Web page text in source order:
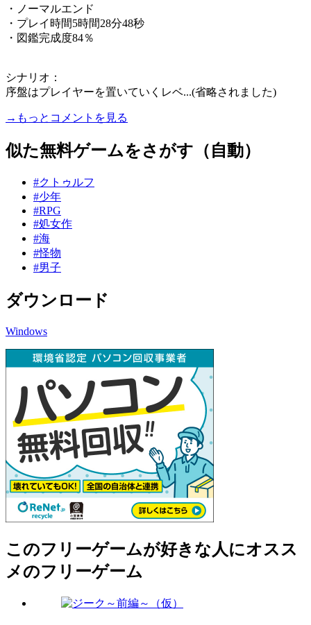
・ノーマルエンド
・プレイ時間5時間28分48秒
・図鑑完成度84％
シナリオ：
序盤はプレイヤーを置いていくレベ...(省略されました)
→もっとコメントを見る
似た無料ゲームをさがす（自動）
#クトゥルフ
#少年
#RPG
#処女作
#海
#怪物
#男子
ダウンロード
Windows
このフリーゲームが好きな人にオスス
メのフリーゲーム